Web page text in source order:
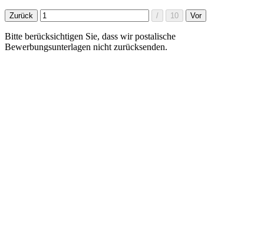
Bitte berücksichtigen Sie, dass wir postalische
Bewerbungsunterlagen nicht zurücksenden.